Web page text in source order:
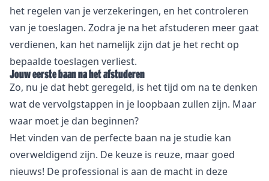
het regelen van je verzekeringen, en het controleren
van je toeslagen. Zodra je na het afstuderen meer gaat
verdienen, kan het namelijk zijn dat je het recht op
bepaalde toeslagen verliest.
Jouw eerste baan na het afstuderen
Zo, nu je dat hebt geregeld, is het tijd om na te denken
wat de vervolgstappen in je loopbaan zullen zijn. Maar
waar moet je dan beginnen?
Het vinden van de perfecte baan na je studie kan
overweldigend zijn. De keuze is reuze, maar goed
nieuws! De professional is aan de macht in deze